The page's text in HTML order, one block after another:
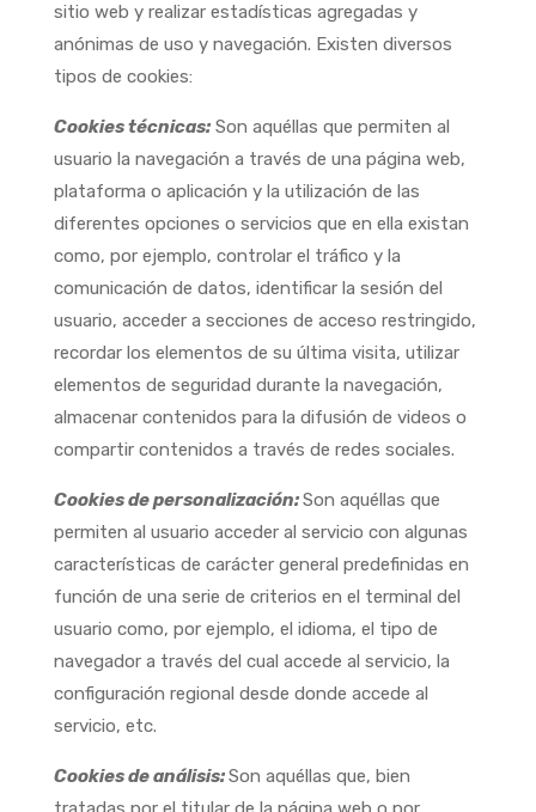
sitio web y realizar estadísticas agregadas y
anónimas de uso y navegación. Existen diversos
tipos de cookies:
Cookies técnicas: Son aquéllas que permiten al
usuario la navegación a través de una página web,
plataforma o aplicación y la utilización de las
diferentes opciones o servicios que en ella existan
como, por ejemplo, controlar el tráfico y la
comunicación de datos, identificar la sesión del
usuario, acceder a secciones de acceso restringido,
recordar los elementos de su última visita, utilizar
elementos de seguridad durante la navegación,
almacenar contenidos para la difusión de videos o
compartir contenidos a través de redes sociales.
Cookies de personalización:Son aquéllas que
permiten al usuario acceder al servicio con algunas
características de carácter general predefinidas en
función de una serie de criterios en el terminal del
usuario como, por ejemplo, el idioma, el tipo de
navegador a través del cual accede al servicio, la
configuración regional desde donde accede al
servicio, etc.
Cookies de análisis:Son aquéllas que, bien